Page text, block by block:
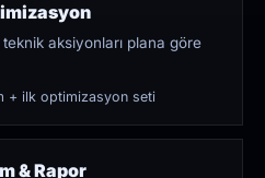
aksiyonları plana göre
+ ilk optimizasyon seti
& Rapor